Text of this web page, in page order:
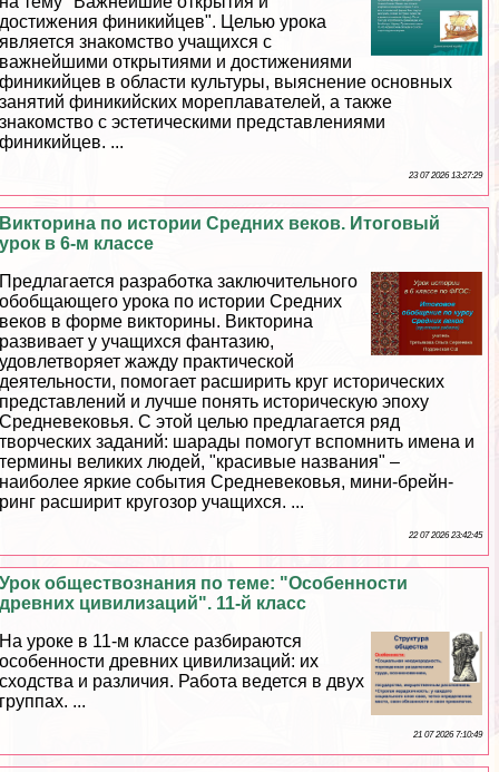
достижения финикийцев". Целью урока
является знакомство учащихся с
важнейшими открытиями и достижениями
финикийцев в области культуры, выяснение основных
занятий финикийских мореплавателей, а также
знакомство с эстетическими представлениями
финикийцев. ...
23 07 2026 13:27:29
Викторина по истории Средних веков. Итоговый
урок в 6-м классе
Предлагается разработка заключительного
обобщающего урока по истории Средних
веков в форме викторины. Викторина
развивает у учащихся фантазию,
удовлетворяет жажду пpaктической
деятельности, помогает расширить круг исторических
представлений и лучше понять историческую эпоху
Средневековья. С этой целью предлагается ряд
творческих заданий: шарады помогут вспомнить имена и
термины великих людей, "красивые названия" –
наиболее яркие события Cредневековья, мини-брейн-
ринг расширит кругозор учащихся. ...
22 07 2026 23:42:45
Урок обществознания по теме: "Особенности
древних цивилизаций". 11-й класс
На уроке в 11-м классе разбираются
особенности древних цивилизаций: их
сходства и различия. Работа ведется в двух
группах. ...
21 07 2026 7:10:49